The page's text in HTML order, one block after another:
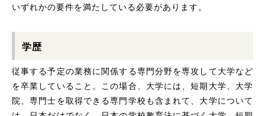
いずれかの要件を満たしている必要があります。
学歴
従事する予定の業務に関係する専門分野を専攻して大学など
を卒業していること。この場合、大学には、短期大学、大学
院、専門士を取得できる専門学校も含まれて、大学について